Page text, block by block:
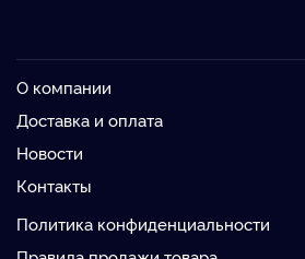
О компании
Доставка и оплата
Новости
Контакты
Политика конфиденциальности